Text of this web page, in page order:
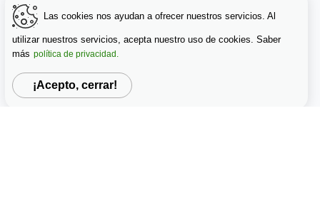
Las cookies nos ayudan a ofrecer nuestros servicios. Al
utilizar nuestros servicios, acepta nuestro uso de cookies. Saber
más política de privacidad.
¡Acepto, cerrar!